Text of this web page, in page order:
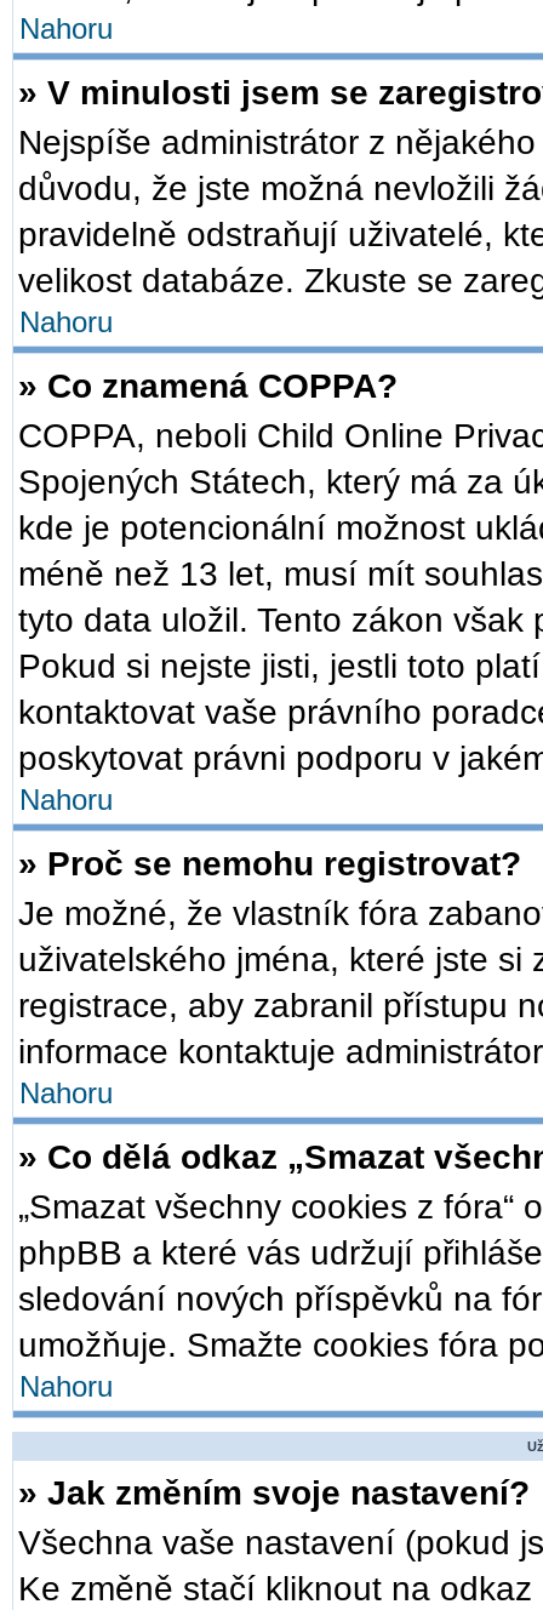
Nahoru
» V minulosti jsem se
Nejspíše administrátor z
důvodu, že jste možná nevložili
pravidelně odstraňují uživatelé,
velikost databáze. Zkuste se
Nahoru
» Co znamená COPPA?
COPPA, neboli Child Online
Spojených Státech, který má za
kde je potencionální možnost
méně než 13 let, musí mít
tyto data uložil. Tento zákon
Pokud si nejste jisti, jestli toto
kontaktovat vaše právního
poskytovat právni podporu v
Nahoru
» Proč se nemohu registrovat?
Je možné, že vlastník fóra
uživatelského jména, které jste si
registrace, aby zabranil přístupu
informace kontaktuje
Nahoru
» Co dělá odkaz „Smazat
„Smazat všechny cookies z
phpBB a které vás udržují
sledování nových příspěvků na
umožňuje. Smažte cookies fóra
Nahoru
» Jak změním svoje nastavení?
Všechna vaše nastavení (pokud
Ke změně stačí kliknout na odkaz